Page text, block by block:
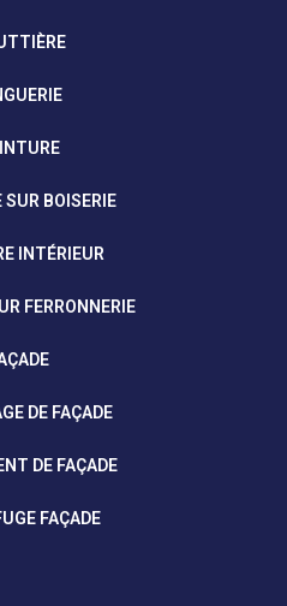
SUR BOISERIE
INTÉRIEUR
FERRONNERIE
DE FAÇADE
DE FAÇADE
FAÇADE